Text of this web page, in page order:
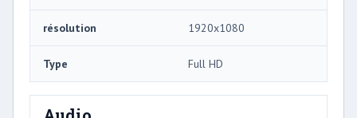
résolution 1920x1080
Type Full HD